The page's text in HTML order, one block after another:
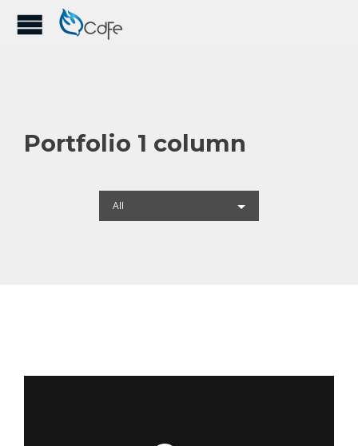
Portfolio 1 column
All